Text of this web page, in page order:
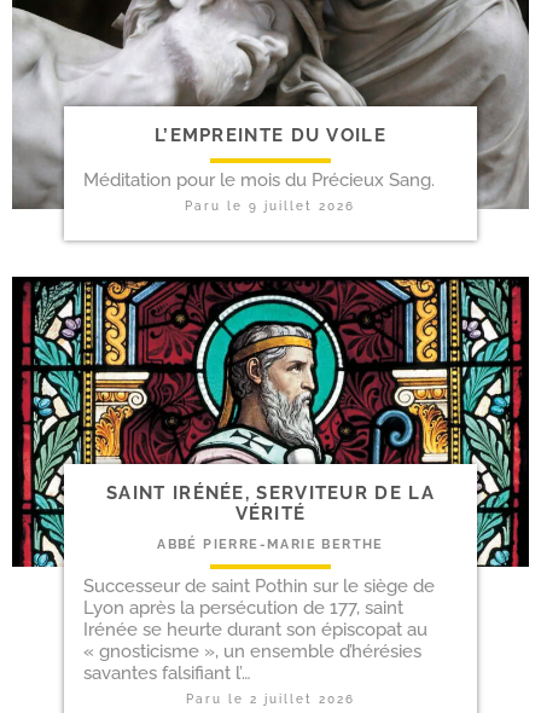
L’EMPREINTE DU VOILE
Méditation pour le mois du Précieux Sang.
Paru le9 juillet 2026
SAINT IRÉNÉE, SER­VI­TEUR DE LA
VÉRITÉ
ABBÉ PIERRE-​MARIE BERTHE
Successeur de saint Pothin sur le siège de
Lyon après la per­sé­cu­tion de 177, saint
Irénée se heurte durant son épis­co­pat au
« gnos­ti­cisme », un ensemble d’hérésies
savantes fal­si­fiant l’…
Paru le 2 juillet 2026